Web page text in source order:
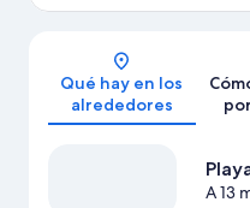
Qué hay en los
alrededores
A 13